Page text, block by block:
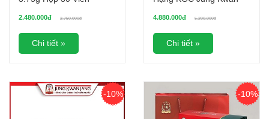
2.480.000đ 2.750.000đ
Chi tiết »
90ML x 30 gói
4.880.000đ 5.200.000đ
Chi tiết »
-10% -10%